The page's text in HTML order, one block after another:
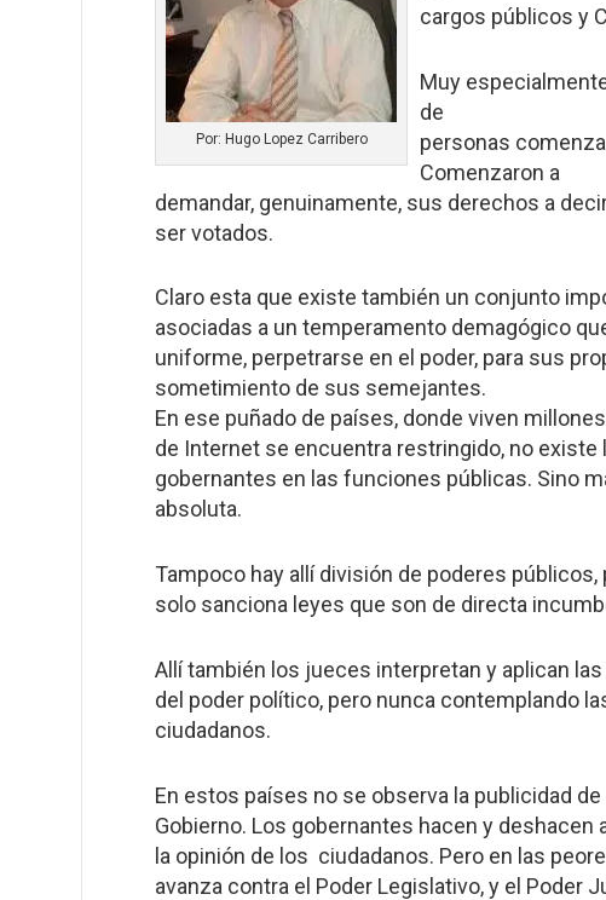
Por: Hugo Lopez Carribero
cargos públicos y
Muy
de
personas
Comenzaron a
demandar, genuinamente, sus derechos a
ser votados.
Claro esta que existe también un conjunto
asociadas a un temperamento demagógico
uniforme, perpetrarse en el poder, para sus
sometimiento de sus semejantes.
En ese puñado de países, donde viven
de Internet se encuentra restringido, no existe
gobernantes en las funciones públicas. Sino
absoluta.
Tampoco hay allí división de poderes
solo sanciona leyes que son de directa
Allí también los jueces interpretan y aplican
del poder político, pero nunca contemplando
ciudadanos.
En estos países no se observa la publicidad
Gobierno. Los gobernantes hacen y deshacen
la opinión de los ciudadanos. Pero en las
avanza contra el Poder Legislativo, y el Poder